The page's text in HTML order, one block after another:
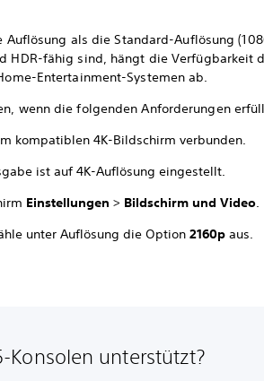
als die Standard-Auflösung
HDR-fähig sind, hängt die Verfügbarkeit
Entertainment-Systemen ab.
wenn die folgenden Anforderungen
kompatiblen 4K-Bildschirm verbunden.
ist auf 4K-Auflösung eingestellt.
Einstellungen > Bildschirm und Video.
unter Auflösung die Option2160p aus.
Konsolen unterstützt?